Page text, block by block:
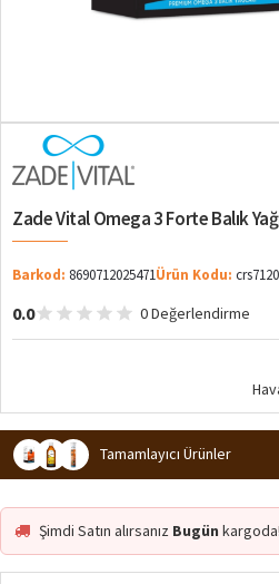
Zade Vital Omega 3 Forte Balık
Barkod: 8690712025471Ürün Kodu:
0.0 0 Değerlendirme
Tamamlayıcı Ürünler
Şimdi Satın alırsanız Bugün kargoda!